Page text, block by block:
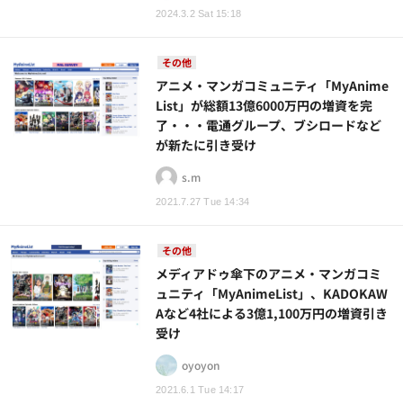
2024.3.2 Sat 15:18
その他
2021.7.27 Tue 14:34
アニメ・マンガコミュニティ「MyAnime
List」が総額13億6000万円の増資を完
了・・・電通グループ、ブシロードなど
が新たに引き受け
s.m
その他
2021.6.1 Tue 14:17
メディアドゥ傘下のアニメ・マンガコミ
ュニティ「MyAnimeList」、KADOKAW
Aなど4社による3億1,100万円の増資引き
受け
oyoyon